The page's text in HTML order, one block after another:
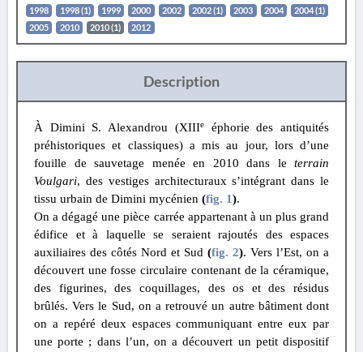
1998
1998 (1) 1999 2000 2002 2002 (1) 2003 2004
2004 (1)
2005
2010 2010 (1) 2012
Description
À Dimini S. Alexandrou (XIIIeéphorie des antiquités
préhistoriques et classiques) a mis au jour, lors d’une
fouille de sauvetage menée en 2010 dans le terrain
Voulgari, des vestiges architecturaux s’intégrant dans le
tissu urbain de Dimini mycénien (fig. 1).
On a dégagé une pièce carrée appartenant à un plus grand
édifice et à laquelle se seraient rajoutés des espaces
auxiliaires des côtés Nord et Sud (fig. 2). Vers l’Est, on a
découvert une fosse circulaire contenant de la céramique,
des figurines, des coquillages, des os et des résidus
brûlés. Vers le Sud, on a retrouvé un autre bâtiment dont
on a repéré deux espaces communiquant entre eux par
une porte ; dans l’un, on a découvert un petit dispositif